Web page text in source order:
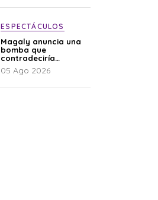
ESPECTÁCULOS
Magaly anuncia una
bomba que
contradeciría
comunicado de La
Bella Luz: “Hay un
05 Ago 2026